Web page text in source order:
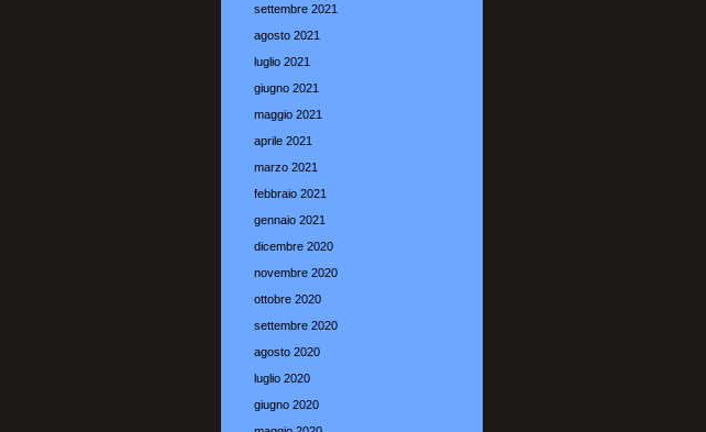
settembre 2021
agosto 2021
luglio 2021
giugno 2021
maggio 2021
aprile 2021
marzo 2021
febbraio 2021
gennaio 2021
dicembre 2020
novembre 2020
ottobre 2020
settembre 2020
agosto 2020
luglio 2020
giugno 2020